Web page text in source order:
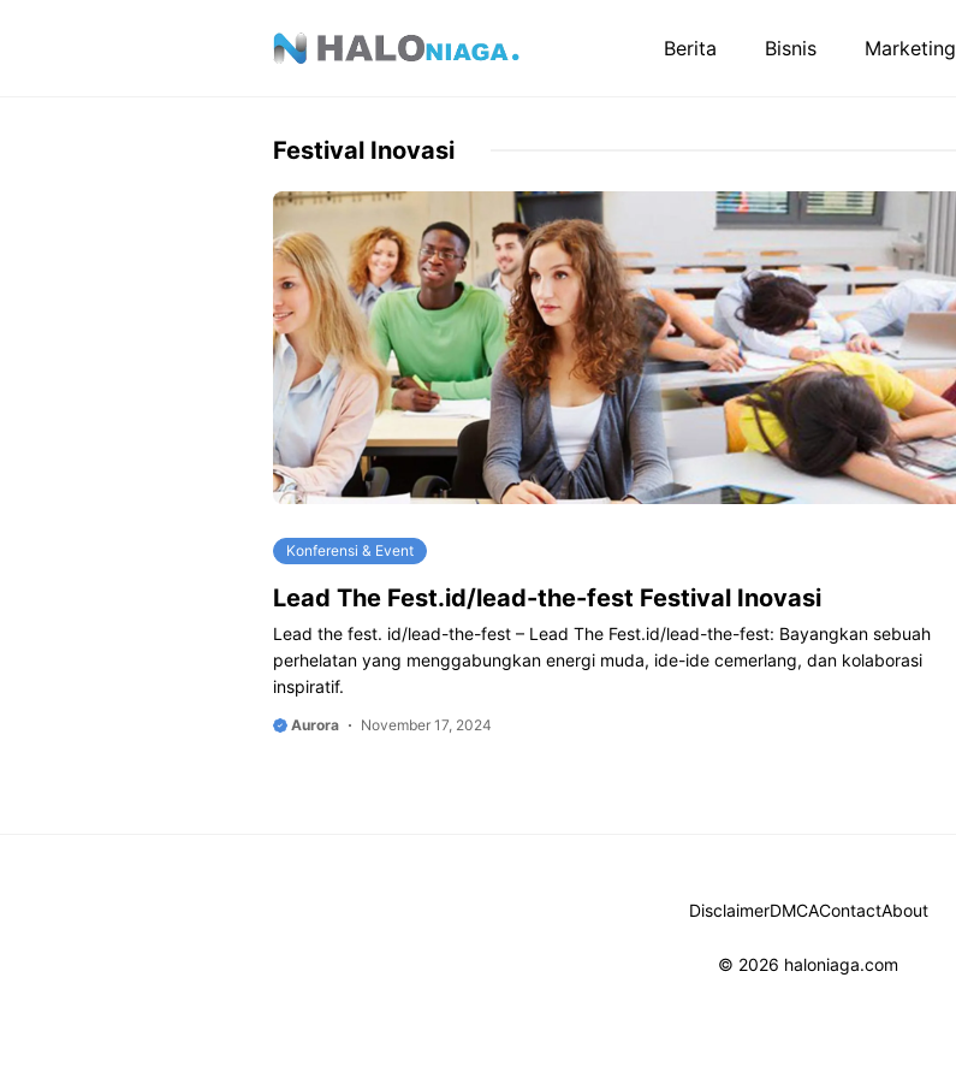
Berita Bisnis Marketing
Festival Inovasi
Konferensi & Event
Lead The Fest.id/lead-the-fest Festival Inovasi
Lead the fest. id/lead-the-fest – Lead The Fest.id/lead-the-fest: Bayangkan sebuah
perhelatan yang menggabungkan energi muda, ide-ide cemerlang, dan kolaborasi
inspiratif.
Aurora November 17, 2024
DisclaimerDMCAContactAbout
© 2026 haloniaga.com